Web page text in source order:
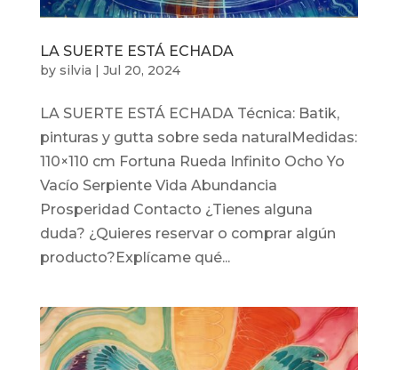
LA SUERTE ESTÁ ECHADA
by silvia | Jul 20, 2024
LA SUERTE ESTÁ ECHADA Técnica: Batik,
pinturas y gutta sobre seda naturalMedidas:
110×110 cm Fortuna Rueda Infinito Ocho Yo
Vacío Serpiente Vida Abundancia
Prosperidad Contacto ¿Tienes alguna
duda? ¿Quieres reservar o comprar algún
producto?Explícame qué...